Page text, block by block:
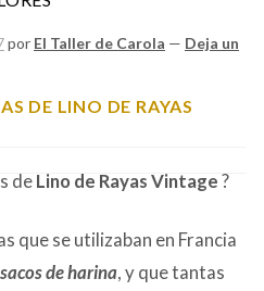
por El Taller de Carola — Deja un
DE LINO DE RAYAS
deLino de Rayas Vintage?
que se utilizaban en Francia
de harina, y que tantas